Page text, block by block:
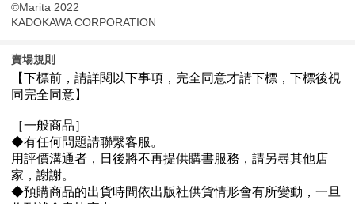
©Marita 2022
KADOKAWA CORPORATION
賣場規則